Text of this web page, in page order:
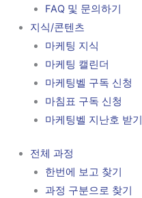
FAQ 및 문의하기
지식/콘텐츠
마케팅 지식
마케팅 캘린더
마케팅벨 구독 신청
마침표 구독 신청
마케팅벨 지난호 받기
전체 과정
한번에 보고 찾기
과정 구분으로 찾기